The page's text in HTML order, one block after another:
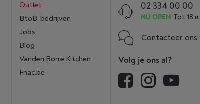
Outlet
BtoB, bedrijven
Jobs
Blog
Vanden Borre Kitchen
Fnac.be
02 334 00 00
NU OPEN Tot 18 u.
Contacteer ons
Volg je ons al?